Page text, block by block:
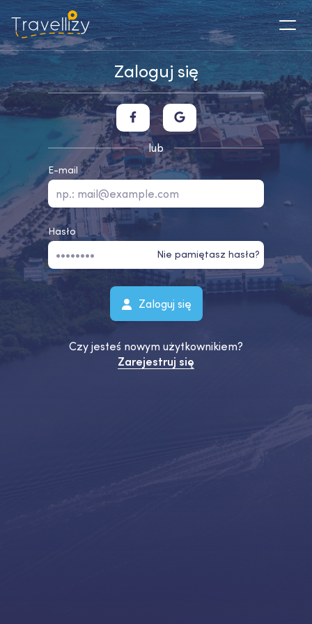
Zaloguj się
lub
E-mail
Hasło
Nie pamiętasz hasła?
Zaloguj się
Czy jesteś nowym użytkownikiem?
Zarejestruj się